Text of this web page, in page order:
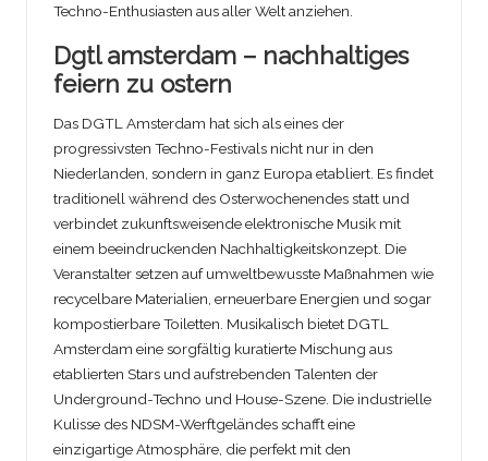
Techno-Enthusiasten aus aller Welt anziehen.
Dgtl amsterdam – nachhaltiges
feiern zu ostern
Das DGTL Amsterdam hat sich als eines der
progressivsten Techno-Festivals nicht nur in den
Niederlanden, sondern in ganz Europa etabliert. Es findet
traditionell während des Osterwochenendes statt und
verbindet zukunftsweisende elektronische Musik mit
einem beeindruckenden Nachhaltigkeitskonzept. Die
Veranstalter setzen auf umweltbewusste Maßnahmen wie
recycelbare Materialien, erneuerbare Energien und sogar
kompostierbare Toiletten. Musikalisch bietet DGTL
Amsterdam eine sorgfältig kuratierte Mischung aus
etablierten Stars und aufstrebenden Talenten der
Underground-Techno und House-Szene. Die industrielle
Kulisse des NDSM-Werftgeländes schafft eine
einzigartige Atmosphäre, die perfekt mit den